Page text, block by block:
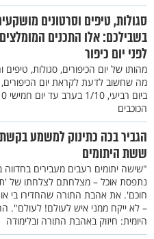
סגולות, טיפים וסרטונים
בשבילכם: אלו התכנים
לפני יום כיפור
מהותו של יום הכיפורים, סגולות, טיפים
מה שחשוב לדעת לקראת יום הכיפורים,
הכוכבים
הגביר בכה כתינוק למשמע
ששת היתומים
"שישה יתומים רעבים מעבירים בחדווה
נתפסת אוכל – מצלחתם לצלחתו של
חוכם'. את אהבת התורה שהחדירו בי
– לא ייקח ממני איש לעולם! לעולם".
היומית: חיזוק באהבת התורה ובלימודה